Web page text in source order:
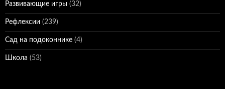
Развивающие игры (32)
Рефлексии (239)
Сад на подоконнике (4)
Школа (53)